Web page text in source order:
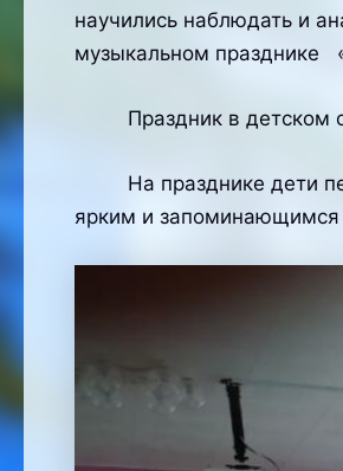
научились наблюдать и
музыкальном празднике
Праздник в детском
На празднике дети
ярким и запоминающимся